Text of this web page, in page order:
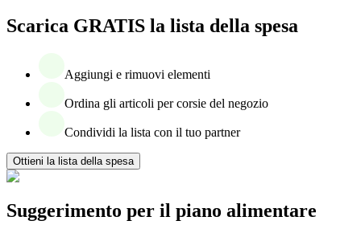
Scarica GRATIS la lista della spesa
Aggiungi e rimuovi elementi
Ordina gli articoli per corsie del negozio
Condividi la lista con il tuo partner
Ottieni la lista della spesa
Suggerimento per il piano alimentare